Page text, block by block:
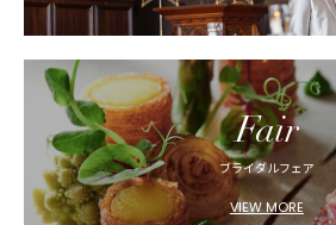
Fair
ブライダルフェア
VIEW MORE